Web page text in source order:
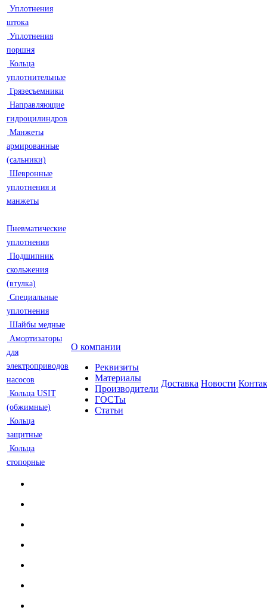
Уплотнения
штока
Уплотнения
поршня
Кольца
уплотнительные
Грязесъемники
Направляющие
гидроцилиндров
Манжеты
армированные
(сальники)
Шевронные
уплотнения и
манжеты
Пневматические
уплотнения
Подшипник
скольжения
(втулка)
Специальные
уплотнения
Шайбы медные
Амортизаторы
для
электроприводов
насосов
Кольца USIT
(обжимные)
Кольца
защитные
Кольца
стопорные
О компании
Реквизиты
Материалы
Производители
ГОСТы
Статьи
Доставка Новости